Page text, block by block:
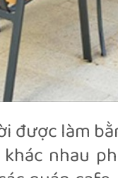
được làm
nhau